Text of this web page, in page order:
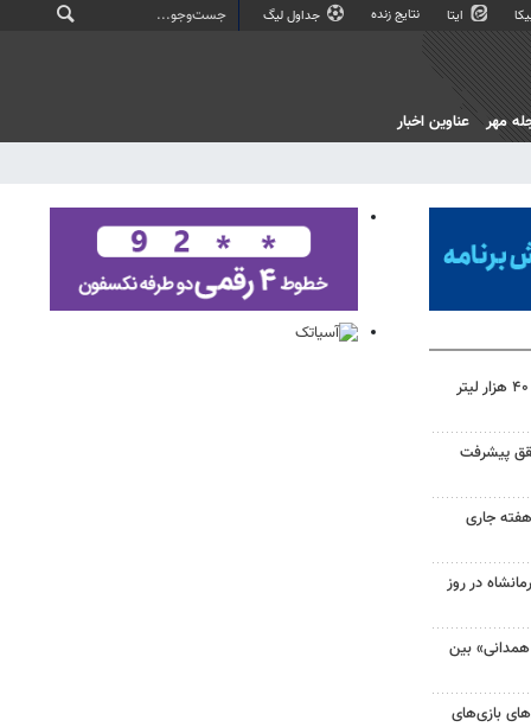
ایتا نتایج زنده جداول لیگ
مهر عناوین اخبار
جریمه ۱۳۰ میلبارد ریالی قاچاق ۴۰ هزار لیتر
پیشرفت
جاری
در روز
همدانی» بین
بازی‌های